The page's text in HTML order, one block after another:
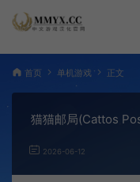
首页 单机游戏 正文
猫猫邮局(Cattos
2026-06-12